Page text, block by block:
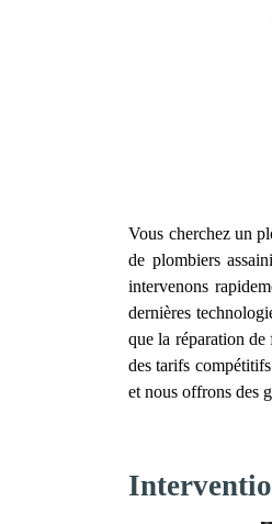
Vous cherchez un
de plombiers
intervenons
dernières
que la réparation de
des tarifs
et nous offrons des